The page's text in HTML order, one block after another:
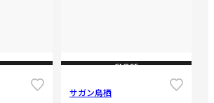
CLOSE
サガン鳥栖